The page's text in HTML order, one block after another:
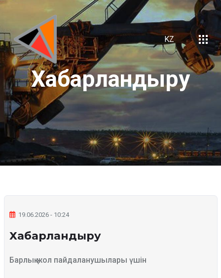
KZ
Хабарландыру
19.06.2026 - 10:24
Хабарландыру
Барлық жол пайдаланушылары үшін